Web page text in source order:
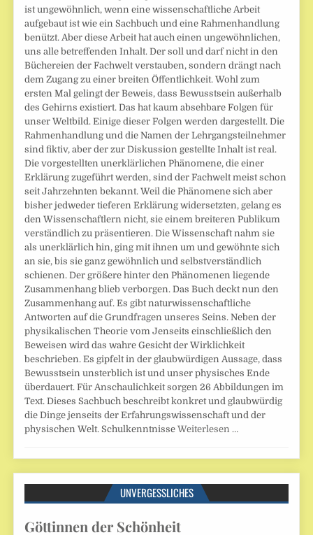
ist ungewöhnlich, wenn eine wissenschaftliche Arbeit
aufgebaut ist wie ein Sachbuch und eine Rahmenhandlung
benützt. Aber diese Arbeit hat auch einen ungewöhnlichen,
uns alle betreffenden Inhalt. Der soll und darf nicht in den
Büchereien der Fachwelt verstauben, sondern drängt nach
dem Zugang zu einer breiten Öffentlichkeit. Wohl zum
ersten Mal gelingt der Beweis, dass Bewusstsein außerhalb
des Gehirns existiert. Das hat kaum absehbare Folgen für
unser Weltbild. Einige dieser Folgen werden dargestellt. Die
Rahmenhandlung und die Namen der Lehrgangsteilnehmer
sind fiktiv, aber der zur Diskussion gestellte Inhalt ist real.
Die vorgestellten unerklärlichen Phänomene, die einer
Erklärung zugeführt werden, sind der Fachwelt meist schon
seit Jahrzehnten bekannt. Weil die Phänomene sich aber
bisher jedweder tieferen Erklärung widersetzten, gelang es
den Wissenschaftlern nicht, sie einem breiteren Publikum
verständlich zu präsentieren. Die Wissenschaft nahm sie
als unerklärlich hin, ging mit ihnen um und gewöhnte sich
an sie, bis sie ganz gewöhnlich und selbstverständlich
schienen. Der größere hinter den Phänomenen liegende
Zusammenhang blieb verborgen. Das Buch deckt nun den
Zusammenhang auf. Es gibt naturwissenschaftliche
Antworten auf die Grundfragen unseres Seins. Neben der
physikalischen Theorie vom Jenseits einschließlich den
Beweisen wird das wahre Gesicht der Wirklichkeit
beschrieben. Es gipfelt in der glaubwürdigen Aussage, dass
Bewusstsein unsterblich ist und unser physisches Ende
überdauert. Für Anschaulichkeit sorgen 26 Abbildungen im
Text. Dieses Sachbuch beschreibt konkret und glaubwürdig
die Dinge jenseits der Erfahrungswissenschaft und der
physischen Welt. SchulkenntnisseWeiterlesen …
UNVERGESSLICHES
Göttinnen der Schönheit